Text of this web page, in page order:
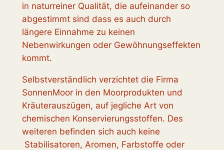
in naturreiner Qualität, die aufeinander so
abgestimmt sind dass es auch durch
längere Einnahme zu keinen
Nebenwirkungen oder Gewöhnungseffekten
kommt.
Selbstverständlich verzichtet die Firma
SonnenMoor in den Moorprodukten und
Kräuterauszügen, auf jegliche Art von
chemischen Konservierungsstoffen. Des
weiteren befinden sich auch keine
Stabilisatoren, Aromen, Farbstoffe oder